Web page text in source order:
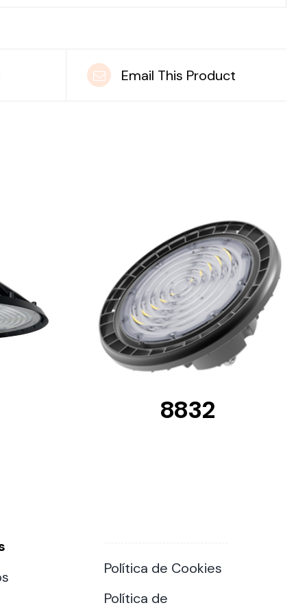
Email This Product
DETAILS
8832
Política de Cookies
Política de